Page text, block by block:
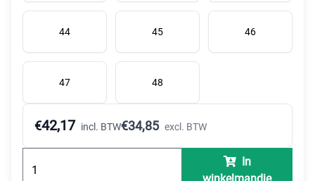
44 45 46
47 48
€42,17 incl. BTW€34,85 excl. BTW
In